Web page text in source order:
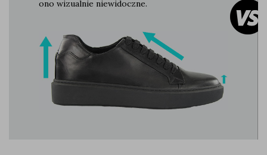
ono wizualnie niewidoczne.